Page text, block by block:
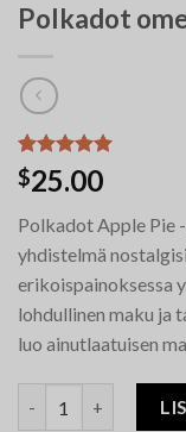
Polkadot
Arvio 5.00
5:stä
6
asiakkaan
arvotukseen.
$25.00
Polkadot Apple Pie
yhdistelmä
erikoispainoksessa
lohdullinen maku ja
luo ainutlaatuisen
Polkadot Apple Pie